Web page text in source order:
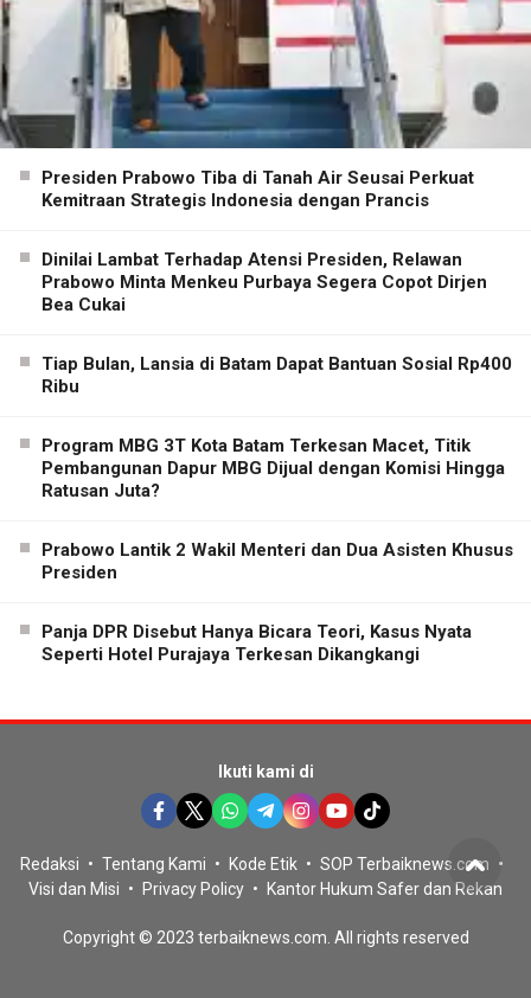
Presiden Prabowo Tiba di Tanah Air Seusai Perkuat
Kemitraan Strategis Indonesia dengan Prancis
Dinilai Lambat Terhadap Atensi Presiden, Relawan
Prabowo Minta Menkeu Purbaya Segera Copot Dirjen
Bea Cukai
Tiap Bulan, Lansia di Batam Dapat Bantuan Sosial Rp400
Ribu
Program MBG 3T Kota Batam Terkesan Macet, Titik
Pembangunan Dapur MBG Dijual dengan Komisi Hingga
Ratusan Juta?
Prabowo Lantik 2 Wakil Menteri dan Dua Asisten Khusus
Presiden
Panja DPR Disebut Hanya Bicara Teori, Kasus Nyata
Seperti Hotel Purajaya Terkesan Dikangkangi
Ikuti kami di
Redaksi Tentang Kami Kode Etik
SOP Terbaiknews.com
Visi dan Misi
Privacy Policy Kantor Hukum Safer dan Rekan
Copyright © 2023 terbaiknews.com. All rights reserved